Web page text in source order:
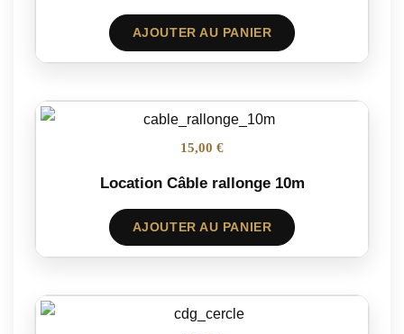
AJOUTER AU PANIER
15,00 €
Location Câble rallonge 10m
AJOUTER AU PANIER